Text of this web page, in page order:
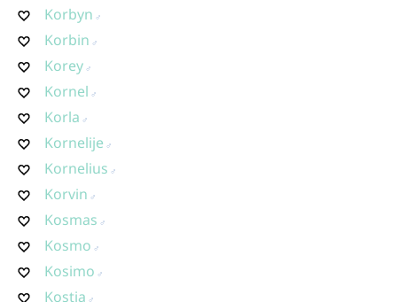
Korbyn
Korbin
Korey
Kornel
Korla
Kornelije
Kornelius
Korvin
Kosmas
Kosmo
Kosimo
Kostja